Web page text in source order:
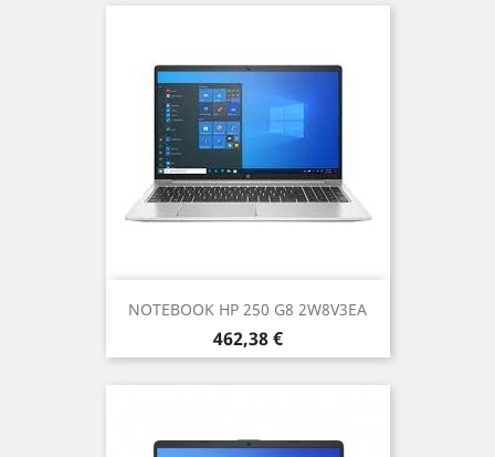
NOTEBOOK HP 250 G8 2W8V3EA
Prezzo
462,38 €